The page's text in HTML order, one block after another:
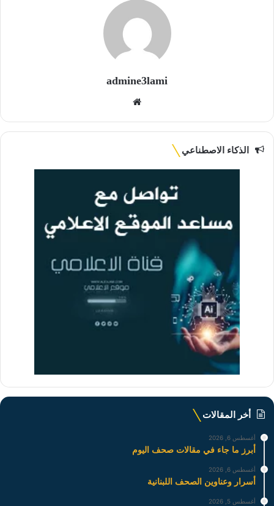
admine3lami
الذكاء الاصطناعي
أخر المقالات
أغسطس 6, 2026
أبرز ما جاء في مقالات صحف اليوم
أغسطس 6, 2026
أسرار وعناوين الصحف اللبنانية
أغسطس 5, 2026